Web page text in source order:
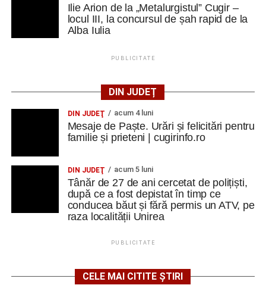
Ilie Arion de la „Metalurgistul” Cugir –
locul III, la concursul de șah rapid de la
Alba Iulia
PUBLICITATE
DIN JUDEȚ
DIN JUDEŢ acum 4 luni
Mesaje de Paște. Urări și felicitări pentru
familie și prieteni | cugirinfo.ro
DIN JUDEŢ acum 5 luni
Tânăr de 27 de ani cercetat de polițiști,
după ce a fost depistat în timp ce
conducea băut și fără permis un ATV, pe
raza localității Unirea
PUBLICITATE
CELE MAI CITITE ȘTIRI